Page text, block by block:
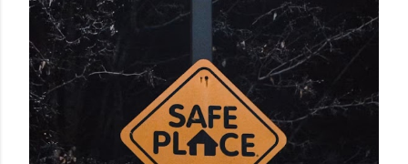
a
g
e
n